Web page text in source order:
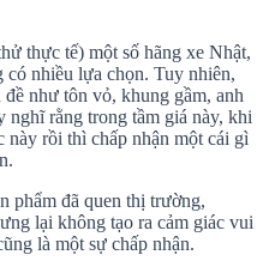
thực tế) một số hãng xe Nhật,
nhiều lựa chọn. Tuy nhiên,
như tôn vỏ, khung gầm, anh
rằng trong tầm giá này, khi
này rồi thì chấp nhận một cái gì
phẩm đã quen thị trường,
lại không tạo ra cảm giác vui
là một sự chấp nhận.